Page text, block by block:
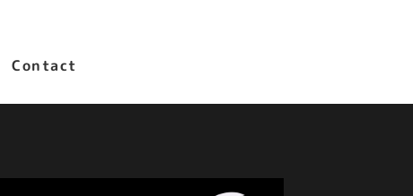
Contact